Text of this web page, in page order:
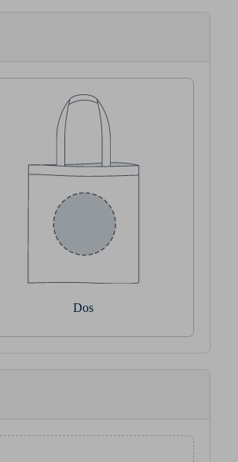
Dos